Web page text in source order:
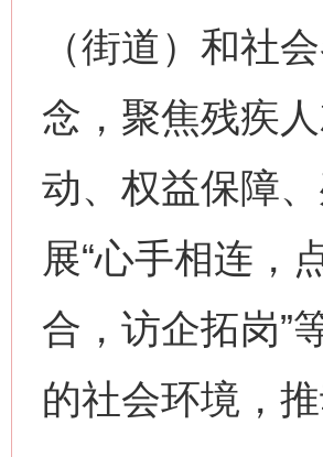
（街道）和社
念，聚焦残疾
动、权益保障
展“心手相连，
合，访企拓岗”
的社会环境，